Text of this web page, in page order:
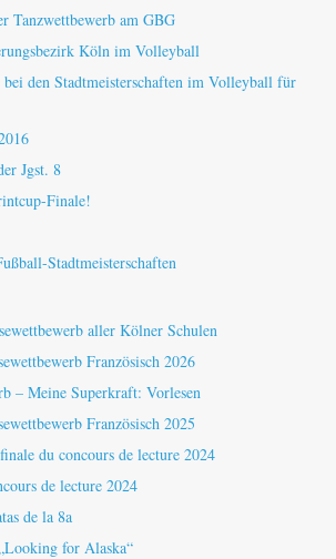
Tanzwettbewerb am GBG
Köln im Volleyball
bei den Stadtmeisterschaften im Volleyball für
Jgst. 8
Finale!
Stadtmeisterschaften
aller Kölner Schulen
Französisch 2026
– Meine Superkraft: Vorlesen
Französisch 2025
du concours de lecture 2024
de lecture 2024
de la 8a
for Alaska“